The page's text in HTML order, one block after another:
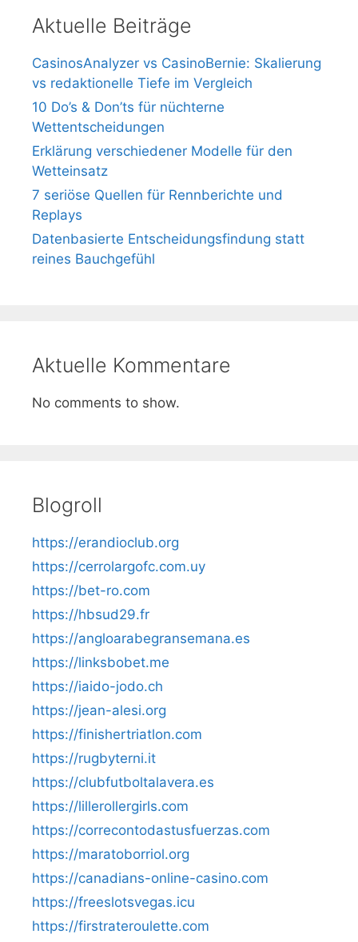
Aktuelle Beiträge
CasinosAnalyzer vs CasinoBernie: Skalierung
vs redaktionelle Tiefe im Vergleich
10 Do’s & Don’ts für nüchterne
Wettentscheidungen
Erklärung verschiedener Modelle für den
Wetteinsatz
7 seriöse Quellen für Rennberichte und
Replays
Datenbasierte Entscheidungsfindung statt
reines Bauchgefühl
Aktuelle Kommentare
No comments to show.
Blogroll
https://erandioclub.org
https://cerrolargofc.com.uy
https://bet-ro.com
https://hbsud29.fr
https://angloarabegransemana.es
https://linksbobet.me
https://iaido-jodo.ch
https://jean-alesi.org
https://finishertriatlon.com
https://rugbyterni.it
https://clubfutboltalavera.es
https://lillerollergirls.com
https://correcontodastusfuerzas.com
https://maratoborriol.org
https://canadians-online-casino.com
https://freeslotsvegas.icu
https://firstrateroulette.com